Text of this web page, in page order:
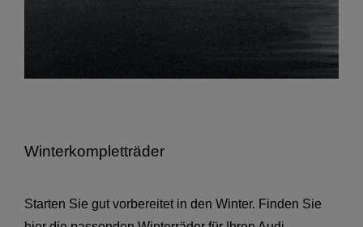
Winterkompletträder
Starten Sie gut vorbereitet in den Winter. Finden Sie